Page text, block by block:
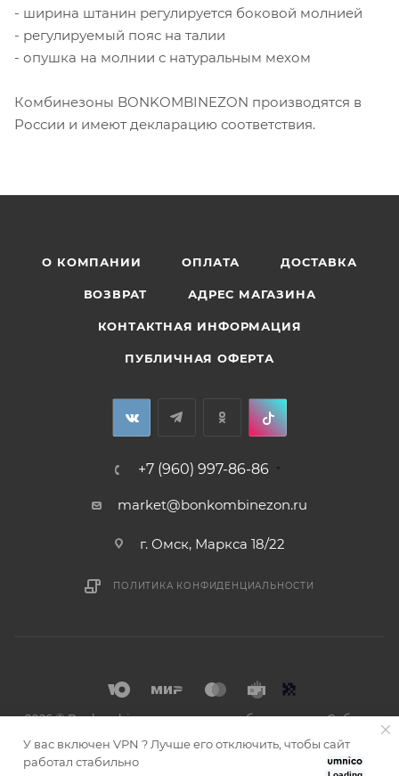
- ширина штанин регулируется боковой молнией
- регулируемый пояс на талии
- опушка на молнии с натуральным мехом
Комбинезоны BONKOMBINEZON производятся в
России и имеют декларацию соответствия.
О КОМПАНИИ ОПЛАТА ДОСТАВКА
ВОЗВРАТ АДРЕС МАГАЗИНА
КОНТАКТНАЯ ИНФОРМАЦИЯ
ПУБЛИЧНАЯ ОФЕРТА
+7 (960) 997-86-86
market@bonkombinezon.ru
г. Омск, Маркса 18/22
ПОЛИТИКА КОНФИДЕНЦИАЛЬНОСТИ
2026 © Bonkombinezon- зимние комбинезоны из Сибири
У вас включен VPN ? Лучше его отключить, чтобы сайт
работал стабильно